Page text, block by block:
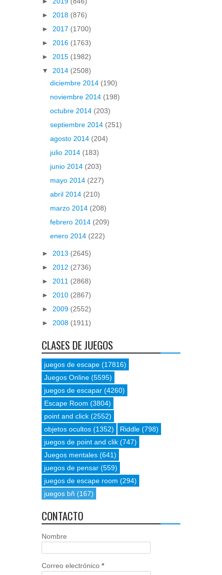
► 2018 (876)
► 2017 (1700)
► 2016 (1763)
► 2015 (1982)
▼ 2014 (2508)
diciembre 2014 (190)
noviembre 2014 (198)
octubre 2014 (203)
septiembre 2014 (251)
agosto 2014 (204)
julio 2014 (183)
junio 2014 (203)
mayo 2014 (227)
abril 2014 (210)
marzo 2014 (208)
febrero 2014 (209)
enero 2014 (222)
► 2013 (2645)
► 2012 (2736)
► 2011 (2868)
► 2010 (2867)
► 2009 (2552)
► 2008 (1911)
CLASES DE JUEGOS
juegos de escape (17816)
Juegos Online (5595)
juegos de escapar (4260)
Escape Room (3804)
point and click (2552)
objetos ocultos (1352) Riddle (798)
juegos de point and clik (747)
Juegos mentales (641)
juegos de pensar (559)
juegos de escape room (294)
juegos bñ (167)
CONTACTO
Nombre
Correo electrónico *